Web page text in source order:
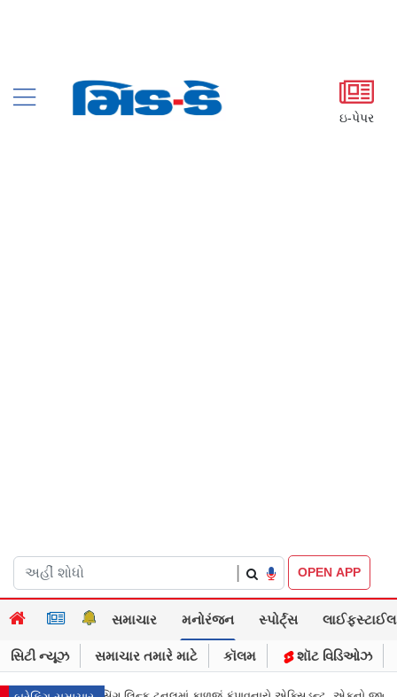
ઇ-પેપર
OPEN APP
સમાચાર મનોરંજન સ્પોર્ટ્સ લાઈફસ્ટાઈલ
સિટી ન્યૂઝ સમાચાર તમારે માટે કૉલમ શૉટ વિડિઓઝ